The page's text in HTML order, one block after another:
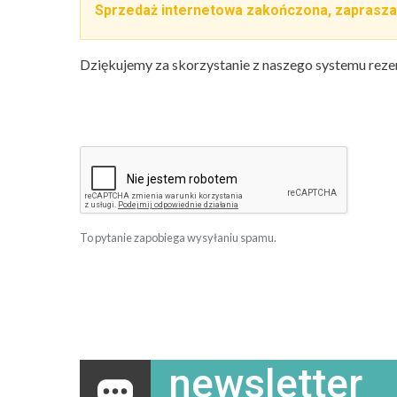
Sprzedaż internetowa zakończona,
Dziękujemy za skorzystanie z naszego systemu
To pytanie zapobiega wysyłaniu spamu.
newsletter